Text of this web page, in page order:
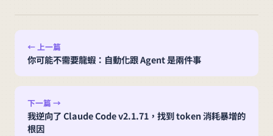
← 上一篇
你可能不需要龍蝦：自動化跟 Agent 是兩件事
下一篇 →
我逆向了 Claude Code v2.1.71，找到 token 消耗暴增的
根因